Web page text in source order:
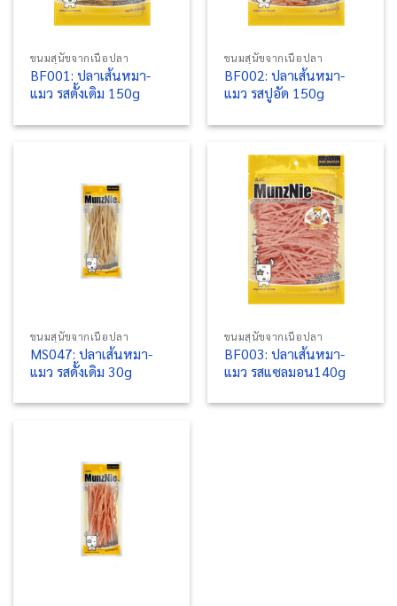
ขนมสุนัขจากเนื้อปลา
BF001: ปลาเส้นหมา-
แมว รสดั้งเดิม 150g
ขนมสุนัขจากเนื้อปลา
BF002: ปลาเส้นหมา-
แมว รสปูอัด 150g
ขนมสุนัขจากเนื้อปลา
MS047: ปลาเส้นหมา-
แมว รสดั้งเดิม 30g
ขนมสุนัขจากเนื้อปลา
BF003: ปลาเส้นหมา-
แมว รสแซลมอน140g